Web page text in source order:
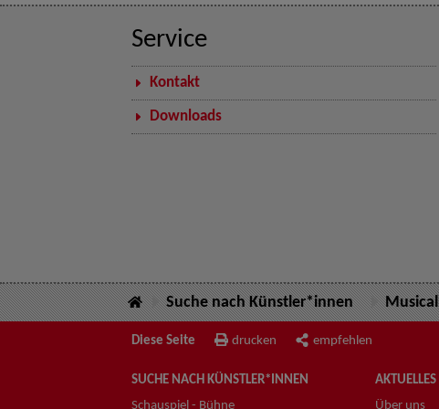
Service
Kontakt
Downloads
Suche nach Künstler*innen Musical
Diese Seite drucken empfehlen
SUCHE NACH KÜNSTLER*INNEN
Schauspiel - Bühne
AKTUELLES
Über uns